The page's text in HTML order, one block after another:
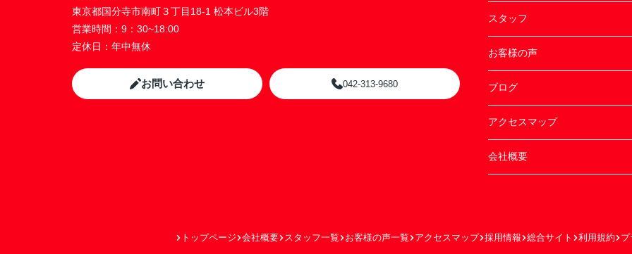
東京都国分寺市南町３丁目18-1 松本ビル3階
営業時間： 9：30~18:00
定休日： 年中無休
お問い合わせ 042-313-9680
スタッフ
お客様の声
ブログ
アクセスマップ
会社概要
トップページ 会社概要 スタッフ一覧 お客様の声一覧 アクセスマップ 採用情報 総合サイト 利用規約